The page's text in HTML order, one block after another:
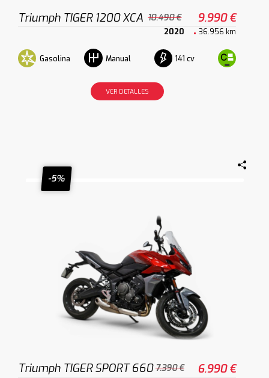
Triumph TIGER 1200 XCA 10.490 € 9.990 €
2020 36.956 km
Gasolina Manual 141 cv
VER DETALLES
-5%
Triumph TIGER SPORT 6607.390 € 6.990 €